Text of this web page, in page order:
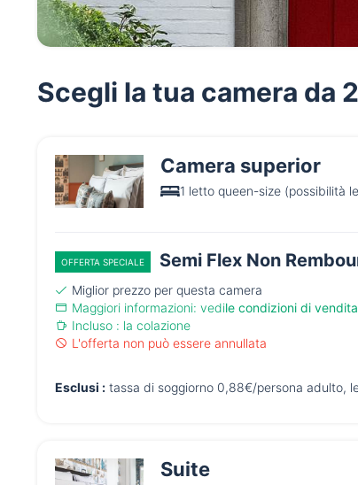
Scegli la tua camera da
Camera superior
1 letto queen-size (possibilità
OFFERTA SPECIALE Semi Flex Non
Miglior prezzo per questa camera
Maggiori informazioni: vedile condizioni di
Incluso : la colazione
L'offerta non può essere annullata
Esclusi : tassa di soggiorno 0,88€/persona adulto,
Suite